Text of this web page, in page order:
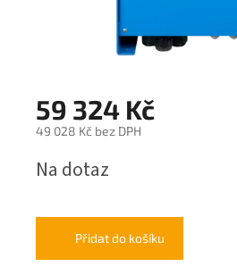
59 324 Kč
49 028 Kč bez DPH
cena:
Na dotaz
Přidat do košíku